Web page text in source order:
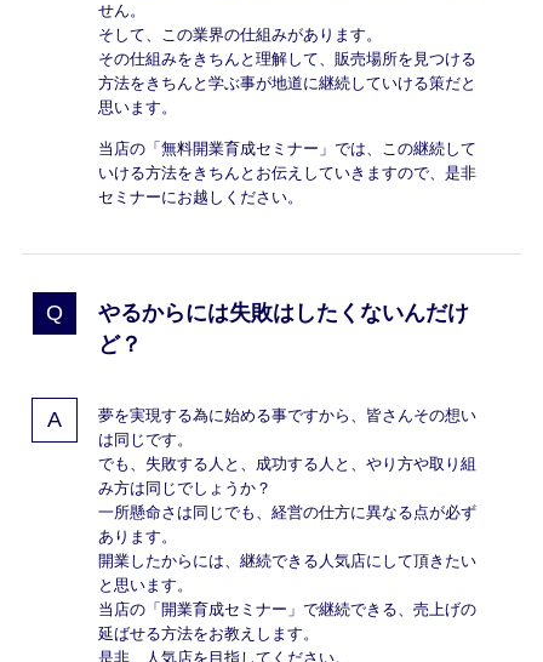
せん。
そして、この業界の仕組みがあります。
その仕組みをきちんと理解して、販売場所を見つける
方法をきちんと学ぶ事が地道に継続していける策だと
思います。
当店の「無料開業育成セミナー」では、この継続して
いける方法をきちんとお伝えしていきますので、是非
セミナーにお越しください。
やるからには失敗はしたくないんだけ
ど？
夢を実現する為に始める事ですから、皆さんその想い
は同じです。
でも、失敗する人と、成功する人と、やり方や取り組
み方は同じでしょうか？
一所懸命さは同じでも、経営の仕方に異なる点が必ず
あります。
開業したからには、継続できる人気店にして頂きたい
と思います。
当店の「開業育成セミナー」で継続できる、売上げの
延ばせる方法をお教えします。
是非、人気店を目指してください。